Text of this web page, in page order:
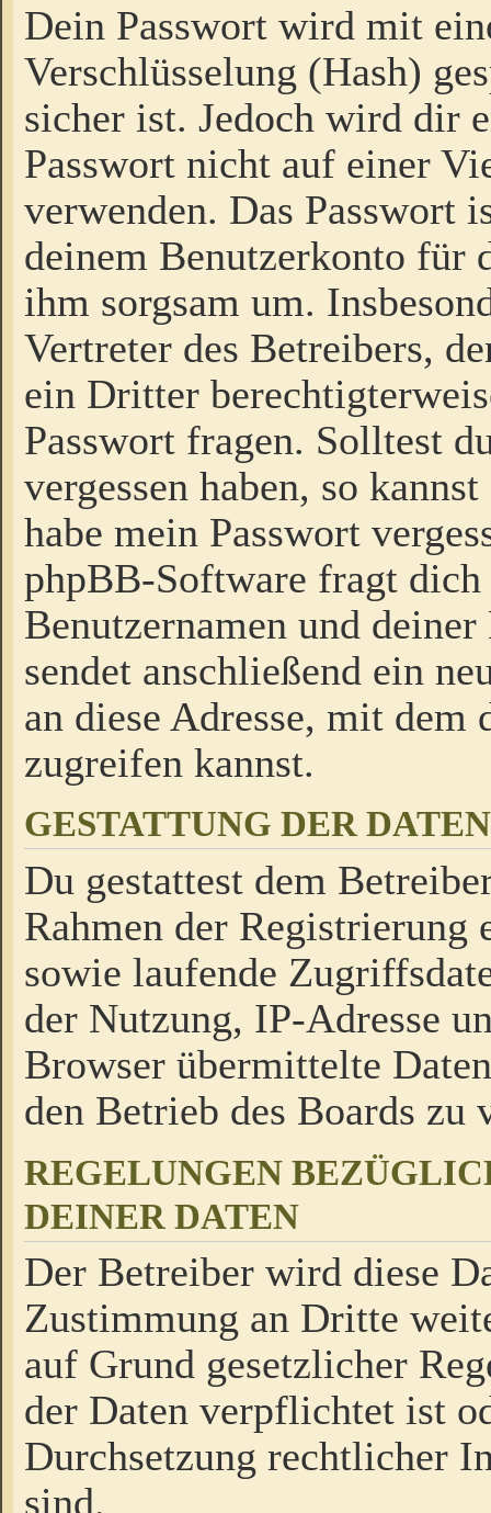
Dein Passwort wird mit
Verschlüsselung (Hash)
sicher ist. Jedoch wird dir
Passwort nicht auf einer
verwenden. Das Passwort
deinem Benutzerkonto für
ihm sorgsam um.
Vertreter des Betreibers,
ein Dritter
Passwort fragen. Solltest
vergessen haben, so
habe mein Passwort
phpBB-Software fragt dich
Benutzernamen und
sendet anschließend ein
an diese Adresse, mit dem
zugreifen kannst.
GESTATTUNG DER
Du gestattest dem
Rahmen der Registrierung
sowie laufende
der Nutzung, IP-Adresse
Browser übermittelte
den Betrieb des Boards zu
REGELUNGEN
DEINER DATEN
Der Betreiber wird diese
Zustimmung an Dritte
auf Grund gesetzlicher
der Daten verpflichtet ist
Durchsetzung rechtlicher
sind.